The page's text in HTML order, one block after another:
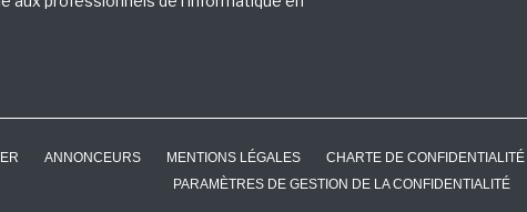
ANNONCEURS MENTIONS LÉGALES CHARTE DE CONFIDENTIALITÉ
PARAMÈTRES DE GESTION DE LA CONFIDENTIALITÉ